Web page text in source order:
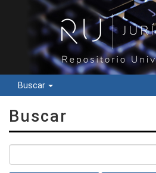
Buscar
Buscar